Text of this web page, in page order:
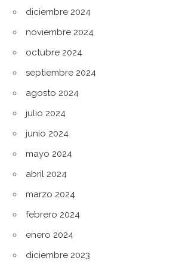
diciembre 2024
noviembre 2024
octubre 2024
septiembre 2024
agosto 2024
julio 2024
junio 2024
mayo 2024
abril 2024
marzo 2024
febrero 2024
enero 2024
diciembre 2023